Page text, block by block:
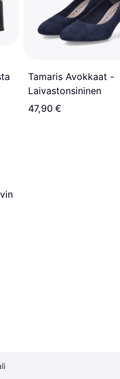
Tamaris Avokkaat -
Laivastonsininen
47,90 €